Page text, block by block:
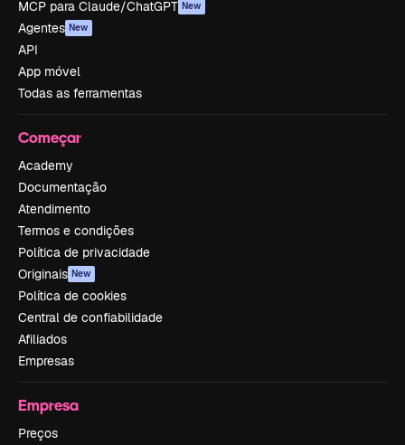
MCP para Claude/ChatGPT New
Agentes New
API
App móvel
Todas as ferramentas
Começar
Academy
Documentação
Atendimento
Termos e condições
Política de privacidade
Originais New
Política de cookies
Central de confiabilidade
Afiliados
Empresas
Empresa
Preços